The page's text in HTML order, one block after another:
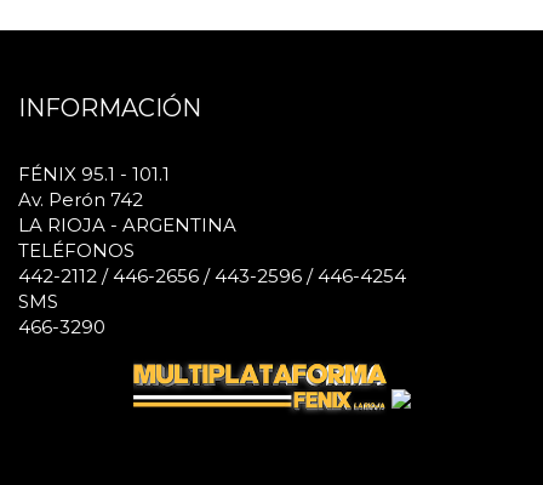
INFORMACIÓN
FÉNIX 95.1 - 101.1
Av. Perón 742
LA RIOJA - ARGENTINA
TELÉFONOS
442-2112 / 446-2656 / 443-2596 / 446-4254
SMS
466-3290